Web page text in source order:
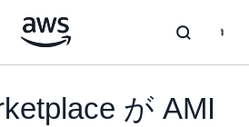
が AMI